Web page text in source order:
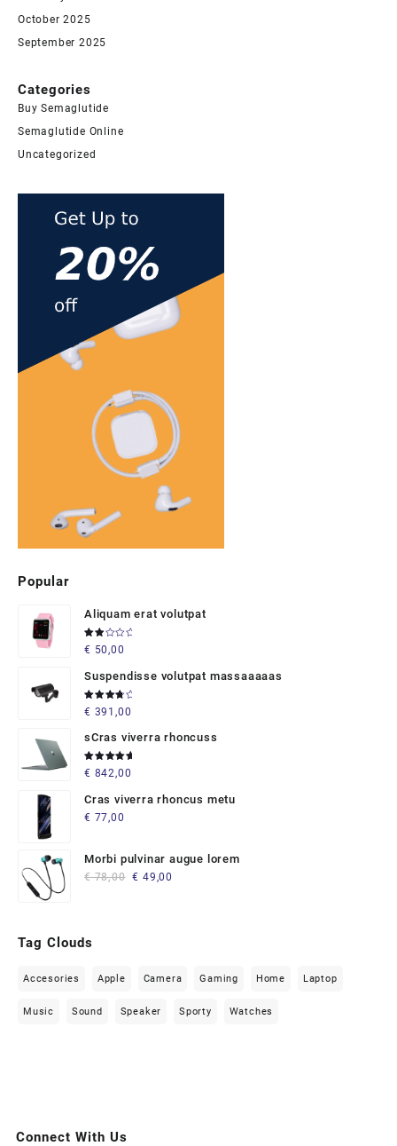
October 2025
September 2025
Categories
Buy Semaglutide
Semaglutide Online
Uncategorized
Popular
Aliquam erat volutpat
Rated
2.00
of 5
€ 50,00
Suspendisse volutpat massaaaaas
Rated
4.00
€ 391,00
sCras viverra rhoncuss
Rated
5.00out
€ 842,00
Cras viverra rhoncus metu
€ 77,00
Morbi pulvinar augue lorem
€78,00 Original
€ 49,00
Tag Clouds
Accesories Apple Camera Gaming Home Laptop
Music Sound Speaker Sporty Watches
Connect With Us